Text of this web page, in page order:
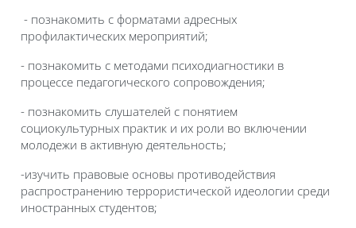
- познакомить с форматами адресных
профилактических мероприятий;
- познакомить с методами психодиагностики в
процессе педагогического сопровождения;
- познакомить слушателей с понятием
социокультурных практик и их роли во включении
молодежи в активную деятельность;
-изучить правовые основы противодействия
распространению террористической идеологии среди
иностранных студентов;